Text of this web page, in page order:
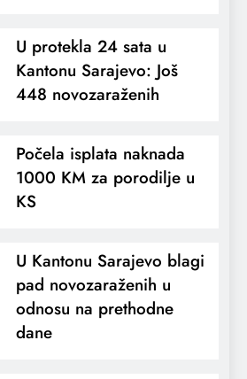
U protekla 24 sata u
Kantonu Sarajevo: Još
448 novozaraženih
Počela isplata naknada
1000 KM za porodilje u
KS
U Kantonu Sarajevo blagi
pad novozaraženih u
odnosu na prethodne
dane